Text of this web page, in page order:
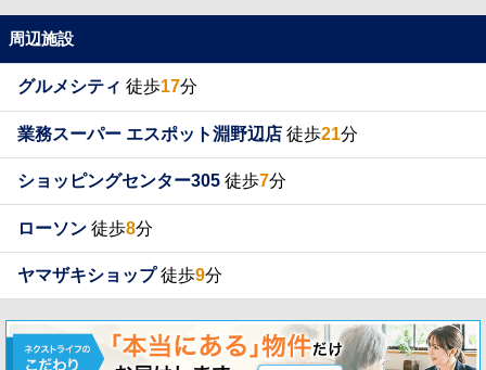
周辺施設
グルメシティ 徒歩17分
業務スーパー エスポット淵野辺店 徒歩21分
ショッピングセンター305 徒歩7分
ローソン 徒歩8分
ヤマザキショップ徒歩9分